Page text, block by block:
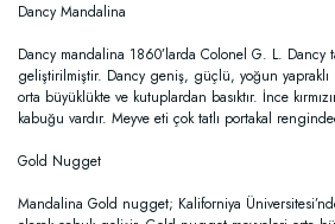
Dancy Mandalina
Dancy mandalina 1860’larda Colonel G. L. Dancy
geliştirilmiştir. Dancy geniş, güçlü, yoğun yapraklı
orta büyüklükte ve kutuplardan basıktır. İnce
kabuğu vardır. Meyve eti çok tatlı portakal
Gold Nugget
Mandalina Gold nugget; Kaliforniya